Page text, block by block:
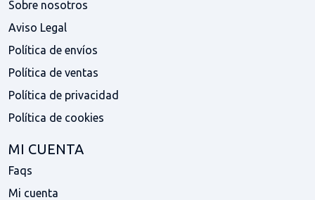
Sobre nosotros
Aviso Legal
Política de envíos
Política de ventas
Política de privacidad
Política de cookies
MI CUENTA
Faqs
Mi cuenta